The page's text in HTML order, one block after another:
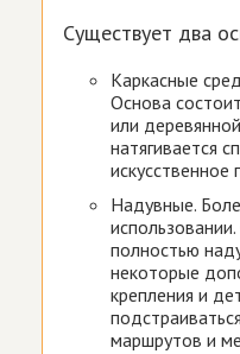
Существует два
Каркасные
Основа
или
натягивается
искусственное
Надувные.
полностью
некоторые
крепления и
маршрутов и